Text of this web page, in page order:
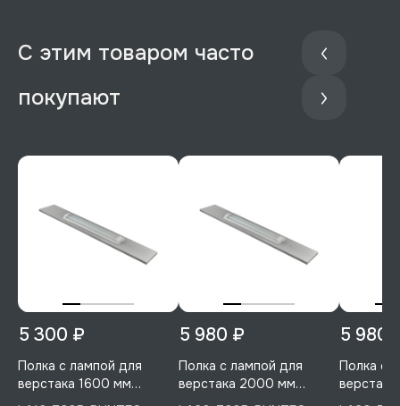
С этим товаром часто
покупают
5 300 ₽
Полка с лампой для
верстака 1600 мм
5 980 ₽
Полка с лампой для
верстака 2000 мм
5 980
Полка с